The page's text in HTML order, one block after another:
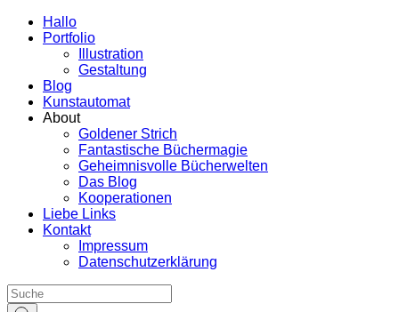
Hallo
Portfolio
Illustration
Gestaltung
Blog
Kunstautomat
About
Goldener Strich
Fantastische Büchermagie
Geheimnisvolle Bücherwelten
Das Blog
Kooperationen
Liebe Links
Kontakt
Impressum
Datenschutzerklärung